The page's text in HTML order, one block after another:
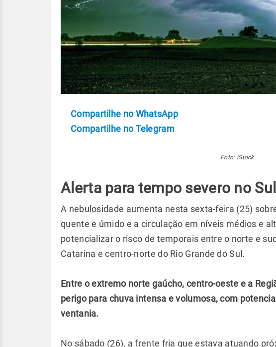
Compartilhe no WhatsApp
Compartilhe no Telegram
Foto: iStock
Alerta para tempo severo no
A nebulosidade aumenta nesta sexta-feira (25)
quente e úmido e a circulação em níveis médios e
potencializar o risco de temporais entre o norte e
Catarina e centro-norte do Rio Grande do Sul.
Entre o extremo norte gaúcho, centro-oeste e a
perigo para chuva intensa e volumosa, com
ventania.
No sábado (26), a frente fria que estava atuando